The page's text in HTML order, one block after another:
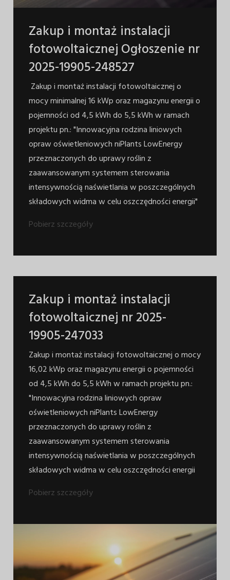
Zakup i montaż instalacji
fotowoltaicznej Ogłoszenie nr
2025-19905-248527
Zakup i montaż instalacji fotowoltaicznej o
mocy minimalnej 16 kWp oraz magazynu energii o
pojemności od 4,5 kWh do 5,5 kWh w ramach
projektu pn.: "Innowacyjna rodzina liniowych
opraw oświetleniowych niPlants LowEnergy
przeznaczonych do uprawy roślin z
zaawansowanym systemem sterowania
intensywnością naświetlania w poszczególnych
składowych widma w celu oszczędności energii"​​​​​​​
Pobierz szczegóły
Zakup i montaż instalacji
fotowoltaicznej nr 2025-
19905-247033
Zakup i montaż instalacji fotowoltaicznej o mocy
16,02 kWp oraz magazynu energii o pojemności
od 4,5 kWh do 5,5 kWh w ramach projektu pn.:
"Innowacyjna rodzina liniowych opraw
oświetleniowych niPlants LowEnergy
przeznaczonych do uprawy roślin z
zaawansowanym systemem sterowania
intensywnością naświetlania w poszczególnych
składowych widma w celu oszczędności energii
Pobierz szczegóły